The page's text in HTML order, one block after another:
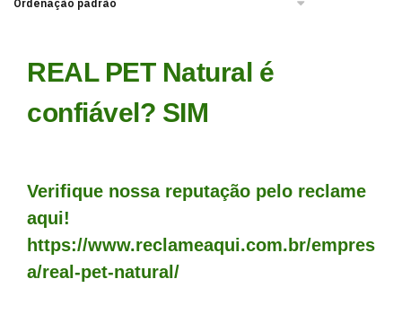
REAL PET Natural é
confiável? SIM
Verifique nossa reputação pelo reclame
aqui!
https://www.reclameaqui.com.br/empres
a/real-pet-natural/